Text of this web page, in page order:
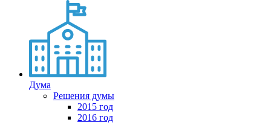
Дума
Решения думы
2015 год
2016 год